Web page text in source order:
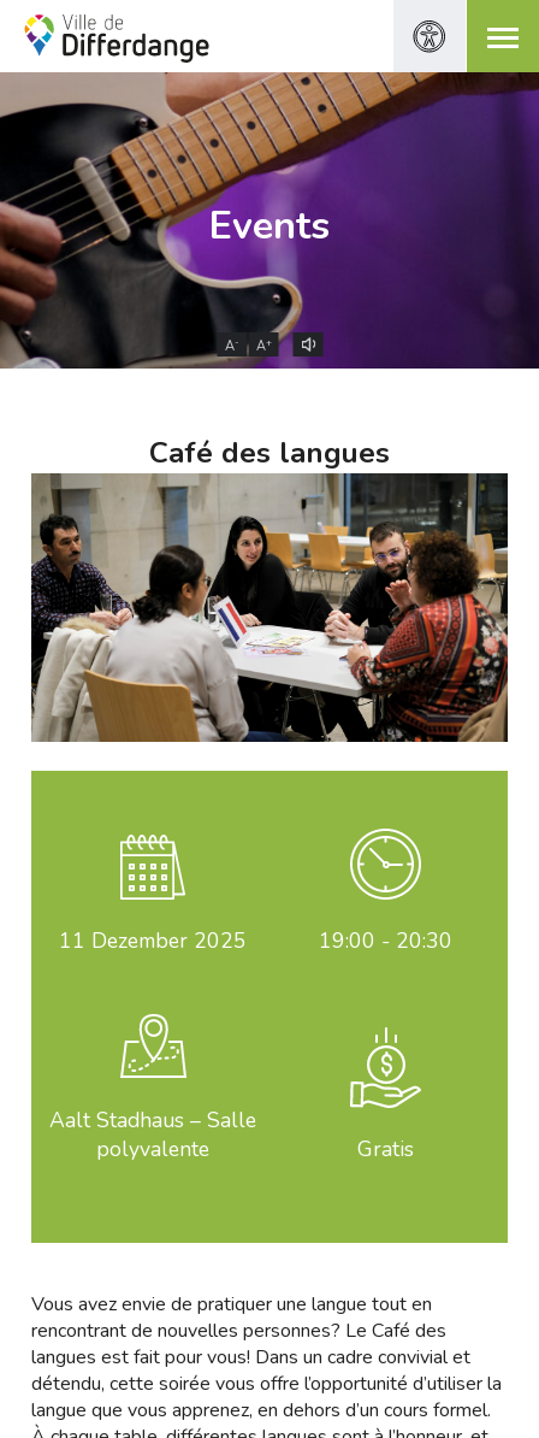
Events
A- A+
Café des langues
11 Dezember 2025 19:00 - 20:30
Aalt Stadhaus – Salle
polyvalente
Gratis
Vous avez envie de pratiquer une langue tout en
rencontrant de nouvelles personnes? Le Café des
langues est fait pour vous! Dans un cadre convivial et
détendu, cette soirée vous offre l’opportunité d’utiliser la
langue que vous apprenez, en dehors d’un cours formel.